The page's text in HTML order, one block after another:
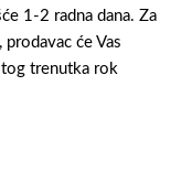
1-2 radna dana. Za
će Vas
trenutka rok